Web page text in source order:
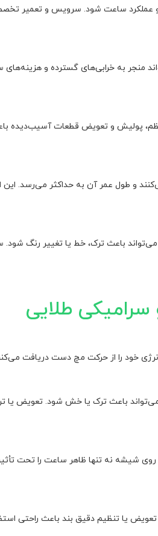
عملکرد ساعت شود. سرویس و تعمیر
به خرابی‌های گسترده و هزینه‌های
منظم، پولیش و تعویض قطعات آسیب‌دیده
و طول عمر آن به حداکثر می‌رسد.
باعث ترک، خط یا تغییر رنگ
طلایی
خود را از حرکت مچ دست دریافت
باعث ترک یا خش شود. تعویض یا
شیشه نه تنها ظاهر ساعت را تحت
یا تنظیم دقیق بند باعث راحتی